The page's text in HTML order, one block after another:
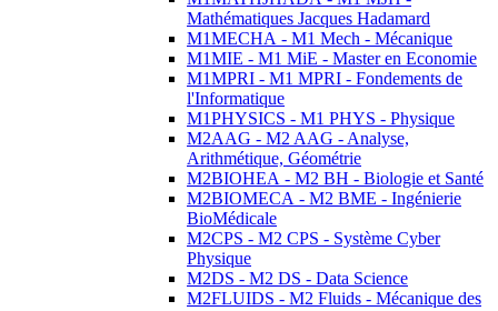
Mathématiques Jacques Hadamard
M1MECHA - M1 Mech - Mécanique
M1MIE - M1 MiE - Master en Economie
M1MPRI - M1 MPRI - Fondements de
l'Informatique
M1PHYSICS - M1 PHYS - Physique
M2AAG - M2 AAG - Analyse,
Arithmétique, Géométrie
M2BIOHEA - M2 BH - Biologie et Santé
M2BIOMECA - M2 BME - Ingénierie
BioMédicale
M2CPS - M2 CPS - Système Cyber
Physique
M2DS - M2 DS - Data Science
M2FLUIDS - M2 Fluids - Mécanique des